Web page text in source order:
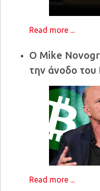
Read more ...
Ο Mike
την άνοδο του
Read more ...